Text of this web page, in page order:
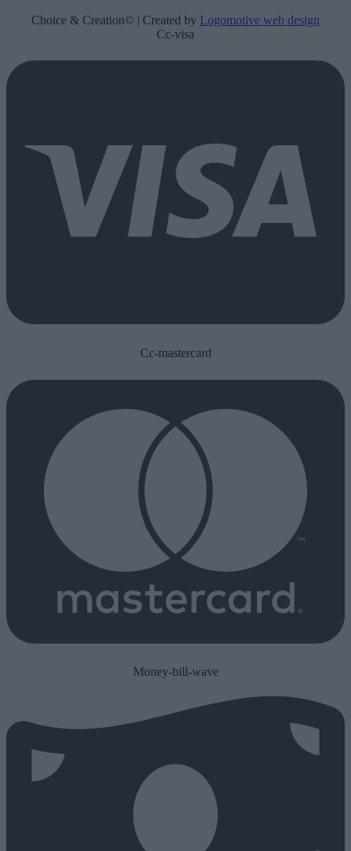
Choice & Creation© | Created by Logomotive web design
Cc-visa
Cc-mastercard
Money-bill-wave